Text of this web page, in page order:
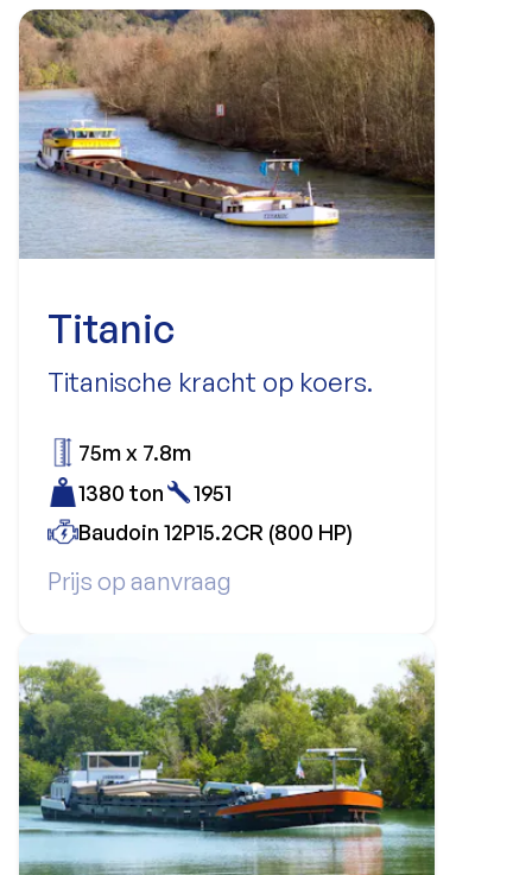
Titanic
Titanische kracht op koers.
Prijs op aanvraag
75m x 7.8m
1380 ton
1951
Baudoin 12P15.2CR (800 HP)